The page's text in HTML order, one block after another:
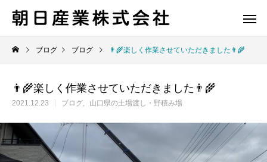
ブログ ブログ 👨‍🌾楽しく作業させていただきました👨‍🌾
👨‍🌾楽しく作業させていただきました👨‍🌾
2021.12.23 ブログ 山口県の土場渡し・野積み場